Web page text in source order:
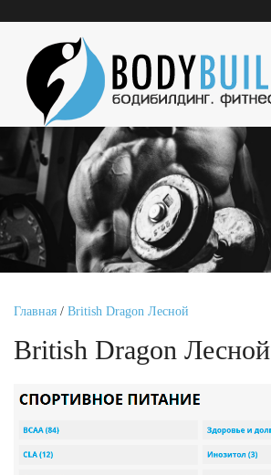
Главная / British Dragon Лесной
British Dragon Лесной